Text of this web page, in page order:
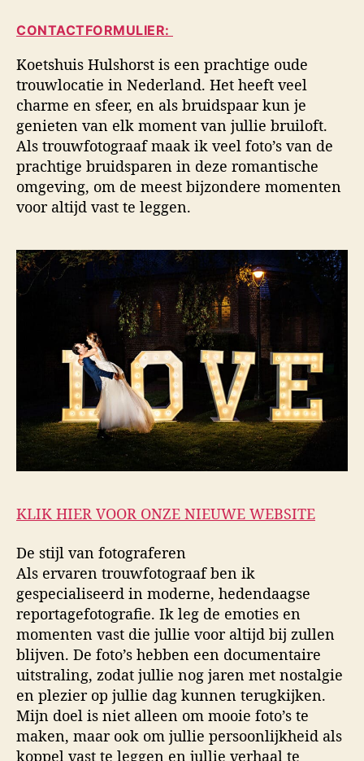
d
s
f
o
t
o
g
r
a
f
i
u
e
u
r
u
m
CONTACTFORMULIER:
Koetshuis Hulshorst is een prachtige oude
trouwlocatie in Nederland. Het heeft veel
charme en sfeer, en als bruidspaar kun je
genieten van elk moment van jullie bruiloft.
Als trouwfotograaf maak ik veel foto’s van de
prachtige bruidsparen in deze romantische
omgeving, om de meest bijzondere momenten
voor altijd vast te leggen.
KLIK HIER VOOR ONZE NIEUWE WEBSITE
De stijl van fotograferen
Als ervaren trouwfotograaf ben ik
gespecialiseerd in moderne, hedendaagse
reportagefotografie. Ik leg de emoties en
momenten vast die jullie voor altijd bij zullen
blijven. De foto’s hebben een documentaire
uitstraling, zodat jullie nog jaren met nostalgie
en plezier op jullie dag kunnen terugkijken.
Mijn doel is niet alleen om mooie foto’s te
maken, maar ook om jullie persoonlijkheid als
koppel vast te leggen en jullie verhaal te